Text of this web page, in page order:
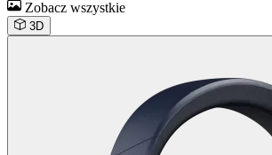
Zobacz wszystkie
3D